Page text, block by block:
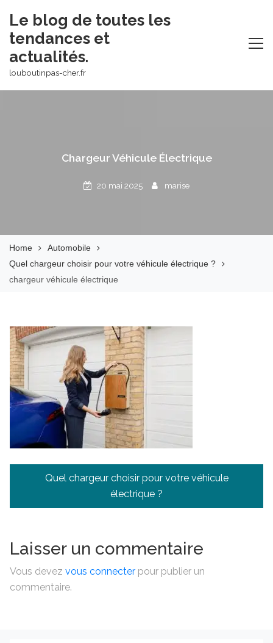
content
Le blog de toutes les
tendances et
actualités.
louboutinpas-cher.fr
Chargeur Véhicule Électrique
20 mai 2025 marise
Home
Automobile
Quel chargeur choisir pour votre véhicule électrique ?
chargeur véhicule électrique
Navigation
l’article
Quel chargeur choisir pour votre véhicule
électrique ?
Laisser un commentaire
Vous devez vous connecter pour publier un
commentaire.